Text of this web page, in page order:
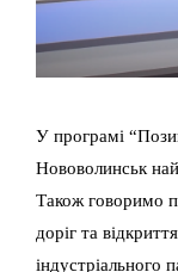
У програмі
Нововолинськ
Також говоримо
доріг та
індустріального